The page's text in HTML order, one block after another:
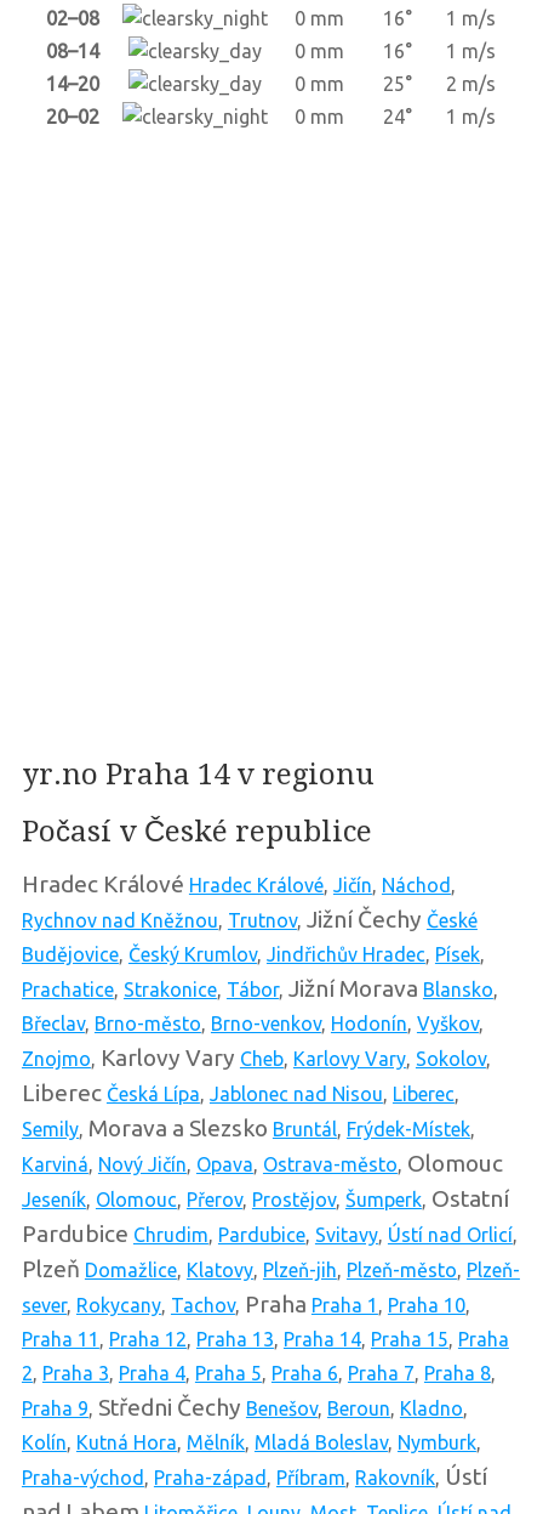
02–08
0 mm 16°
1 m/s
08–14
0 mm 16°
1 m/s
14–20
0 mm 25°
2 m/s
20–02
0 mm 24° 1 m/s
yr.no Praha 14 v regionu
Počasí v České republice
Hradec Králové Hradec Králové, Jičín, Náchod ,
Rychnov nad Kněžnou, Trutnov, Jižní Čechy České
Budějovice, Český Krumlov, Jindřichův Hradec, Písek,
Prachatice, Strakonice, Tábor, Jižní Morava Blansko,
Břeclav, Brno-město, Brno-venkov, Hodonín, Vyškov,
Znojmo, Karlovy Vary Cheb, Karlovy Vary, Sokolov,
Liberec Česká Lípa, Jablonec nad Nisou, Liberec,
Semily, Morava a Slezsko Bruntál, Frýdek-Místek,
Karviná, Nový Jičín, Opava, Ostrava-město, Olomouc
Jeseník, Olomouc, Přerov, Prostějov, Šumperk, Ostatní
Pardubice Chrudim, Pardubice, Svitavy, Ústí nad Orlicí,
Plzeň Domažlice, Klatovy, Plzeň-jih, Plzeň-město, Plzeň-
sever, Rokycany, Tachov, Praha Praha 1 , Praha 10,
Praha 11 , Praha 12, Praha 13, Praha 14, Praha 15, Praha
2, Praha 3, Praha 4, Praha 5, Praha 6, Praha 7, Praha 8,
Praha 9, Středni Čechy Benešov, Beroun, Kladno,
Kolín, Kutná Hora, Mělník, Mladá Boleslav, Nymburk,
Praha-východ , Praha-západ , Příbram, Rakovník, Ústí